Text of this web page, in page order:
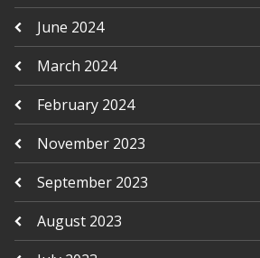
June 2024
March 2024
February 2024
November 2023
September 2023
August 2023